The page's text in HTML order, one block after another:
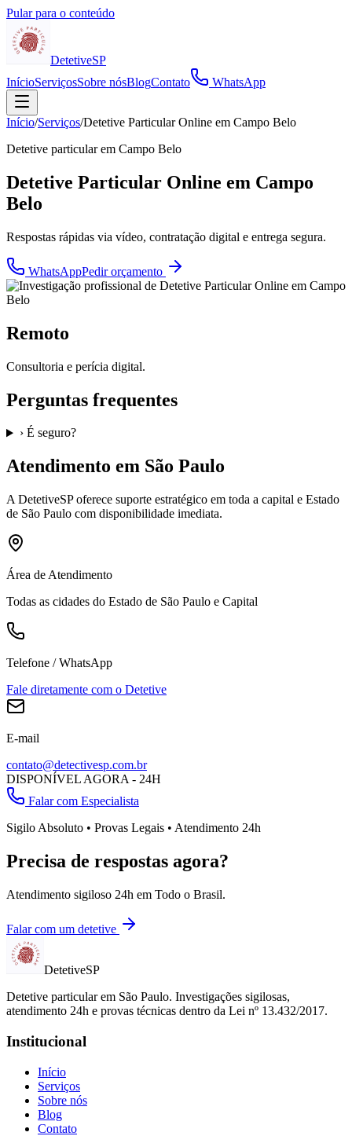
Pular para o conteúdo
DetetiveSP
InícioServiçosSobre nósBlogContato WhatsApp
Início/Serviços/Detetive Particular Online em Campo Belo
Detetive particular em Campo Belo
Detetive Particular Online em Campo
Belo
Respostas rápidas via vídeo, contratação digital e entrega segura.
WhatsAppPedir orçamento
Remoto
Consultoria e perícia digital.
Perguntas frequentes
› É seguro?
Atendimento em São Paulo
A DetetiveSPoferece suporte estratégico em toda a capital e Estado
de São Paulo com disponibilidade imediata.
Área de Atendimento
Todas as cidades do Estado de São Paulo e Capital
Telefone / WhatsApp
Fale diretamente com o Detetive
E-mail
contato@detectivesp.com.br
DISPONÍVEL AGORA - 24H
Falar com Especialista
Sigilo Absoluto • Provas Legais • Atendimento 24h
Precisa de respostas agora?
Atendimento sigiloso 24h em Todo o Brasil.
Falar com um detetive
DetetiveSP
Detetive particular em São Paulo. Investigações sigilosas,
atendimento 24h e provas técnicas dentro da Lei nº 13.432/2017.
Institucional
Início
Serviços
Sobre nós
Blog
Contato